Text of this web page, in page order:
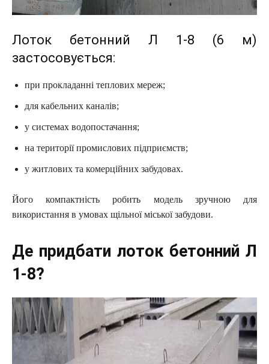
Лоток бетонний Л 1-8 (6 м)
застосовується:
при прокладанні теплових мереж;
для кабельних каналів;
у системах водопостачання;
на території промислових підприємств;
у житлових та комерційних забудовах.
Його компактність робить модель зручною для
використання в умовах щільної міської забудови.
Де придбати лоток бетонний Л
1-8?